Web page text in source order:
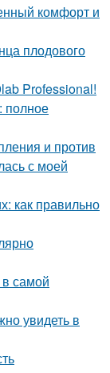
комфорт и
плодового
Professional!
полное
и против
с моей
как правильно
самой
увидеть в